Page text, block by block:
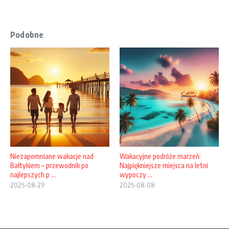
Podobne
Niezapomniane wakacje nad
Bałtykiem – przewodnik po
najlepszych p ...
2025-08-29
Wakacyjne podróże marzeń:
Najpiękniejsze miejsca na letni
wypoczy ...
2025-08-08